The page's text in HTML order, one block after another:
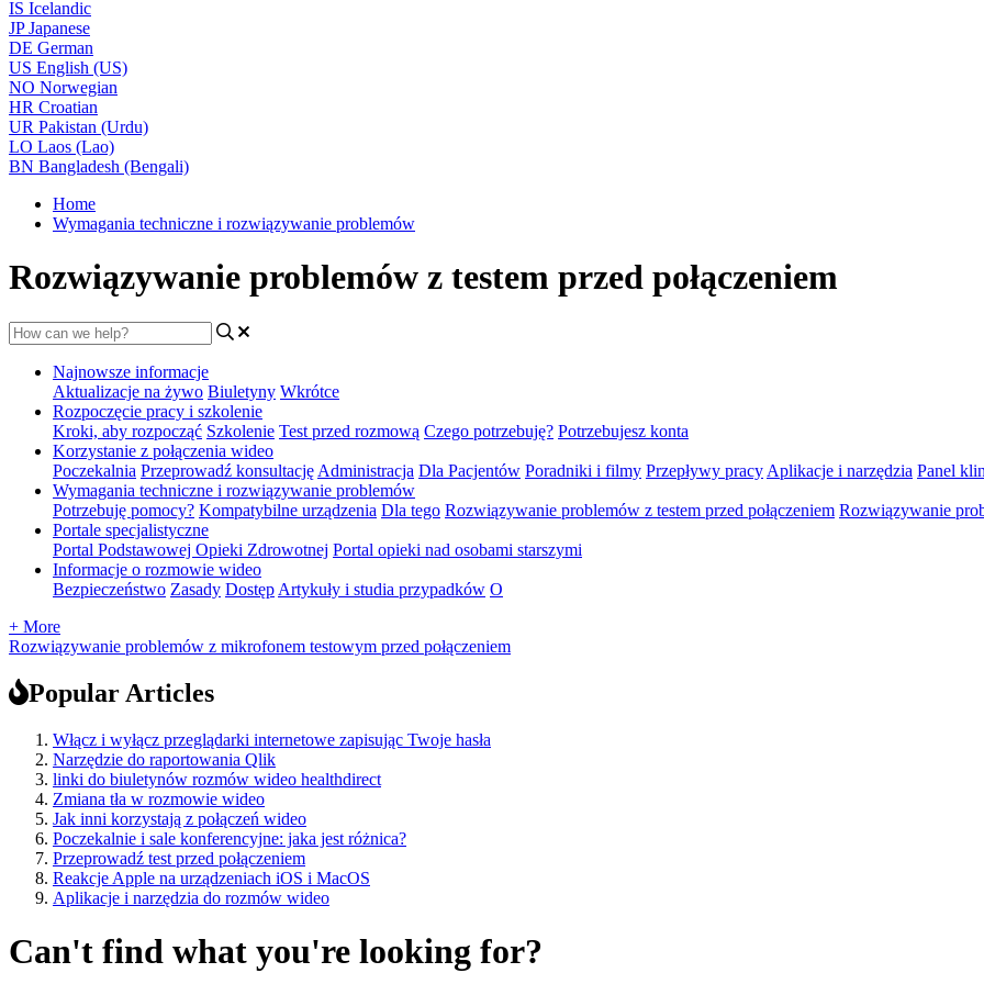
IS Icelandic
JPJapanese
DE German
US English (US)
NO Norwegian
HR Croatian
UR Pakistan (Urdu)
LO Laos (Lao)
BN Bangladesh (Bengali)
Home
Wymagania techniczne i rozwiązywanie problemów
Rozwiązywanie problemów z testem przed połączeniem
Najnowsze informacje
Aktualizacje na żywo Biuletyny Wkrótce
Rozpoczęcie pracy i szkolenie
Kroki, aby rozpocząć Szkolenie Test przed rozmową Czego potrzebuję? Potrzebujesz konta
Korzystanie z połączenia wideo
Poczekalnia Przeprowadź konsultację Administracja Dla Pacjentów Poradniki i filmy Przepływy pracy Aplikacje i narzędzia Panel
Wymagania techniczne i rozwiązywanie problemów
Potrzebuję pomocy? Kompatybilne urządzenia Dla tego Rozwiązywanie problemów z testem przed połączeniem Rozwiązywanie
Portale specjalistyczne
Portal Podstawowej Opieki Zdrowotnej Portal opieki nad osobami starszymi
Informacje o rozmowie wideo
Bezpieczeństwo Zasady Dostęp Artykuły i studia przypadków O
+ More
Rozwiązywanie problemów z mikrofonem testowym przed połączeniem
Popular Articles
Włącz i wyłącz przeglądarki internetowe zapisując Twoje hasła
Narzędzie do raportowania Qlik
linki do biuletynów rozmów wideo healthdirect
Zmiana tła w rozmowie wideo
Jak inni korzystają z połączeń wideo
Poczekalnie i sale konferencyjne: jaka jest różnica?
Przeprowadź test przed połączeniem
Reakcje Apple na urządzeniach iOS i MacOS
Aplikacje i narzędzia do rozmów wideo
Can't find what you're looking for?